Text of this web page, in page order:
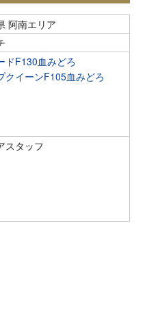
阿南エリア
ドF130血みどろ
クイーンF105血みどろ
スタッフ